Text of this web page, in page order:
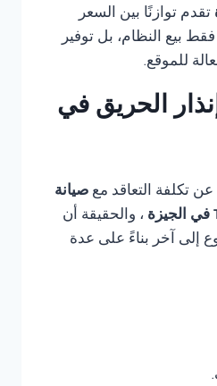
تقدم توازنًا بين السعر
بيع النظام، بل توفير
للموقع.
الحريق في
تكلفة التعاقد مع صيانة
، والحقيقة أن
إلى آخر بناءً على عدة